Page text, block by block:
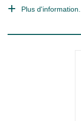
Plus d'information...